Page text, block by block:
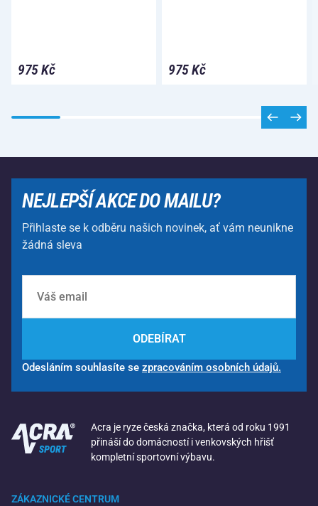
975 Kč 975 Kč
NEJLEPŠÍ AKCE DO MAILU?
Přihlaste se k odběru našich novinek, ať vám neunikne
žádná sleva
ODEBÍRAT
Odesláním souhlasíte se zpracováním osobních údajů.
Acra je ryze česká značka, která od roku 1991
přináší do domácností i venkovských hřišť
kompletní sportovní výbavu.
ZÁKAZNICKÉ CENTRUM